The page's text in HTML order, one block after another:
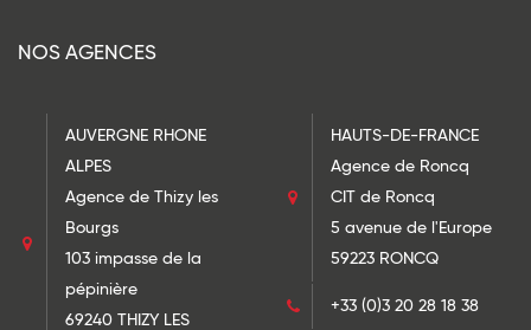
NOS AGENCES
AUVERGNE RHONE
ALPES
Agence de Thizy les
Bourgs
103 impasse de la
pépinière
69240 THIZY LES
HAUTS-DE-FRANCE
Agence de Roncq
CIT de Roncq
5 avenue de l'Europe
59223 RONCQ
+33 (0)3 20 28 18 38